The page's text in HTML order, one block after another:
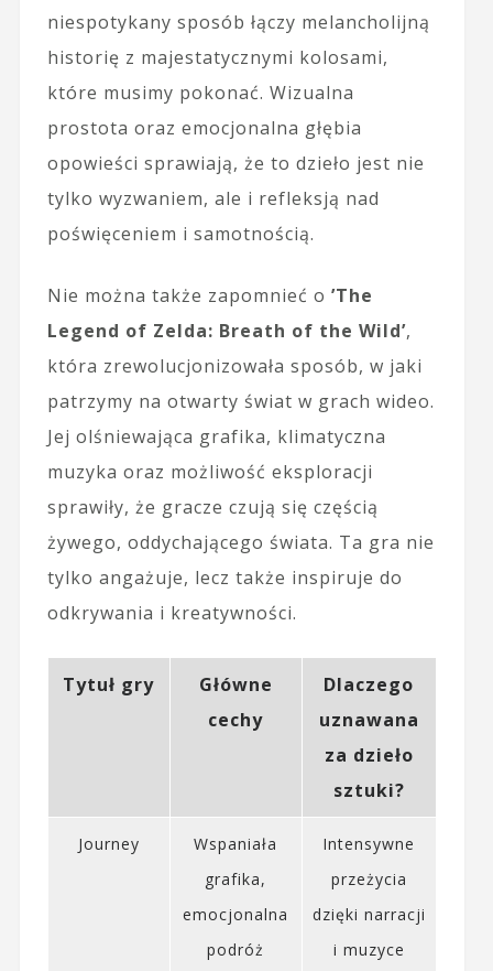
niespotykany sposób łączy melancholijną
historię z majestatycznymi kolosami,
które musimy pokonać. Wizualna
prostota oraz emocjonalna głębia
opowieści sprawiają, że to dzieło jest nie
tylko wyzwaniem, ale i refleksją nad
poświęceniem i samotnością.
Nie można także zapomnieć o ’The
Legend of Zelda: Breath of the Wild’,
która zrewolucjonizowała sposób, w jaki
patrzymy na otwarty świat w grach wideo.
Jej olśniewająca grafika, klimatyczna
muzyka oraz możliwość eksploracji
sprawiły, że gracze czują się częścią
żywego, oddychającego świata. Ta gra nie
tylko angażuje, lecz także inspiruje do
odkrywania i kreatywności.
Tytuł gry
Główne
cechy
Dlaczego
uznawana
za dzieło
sztuki?
Journey
Wspaniała
grafika,
emocjonalna
podróż
Intensywne
przeżycia
dzięki narracji
i muzyce